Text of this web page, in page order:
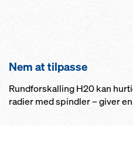
Nem at tilpasse
Rundforskalling H20 kan
radier med spindler – giver